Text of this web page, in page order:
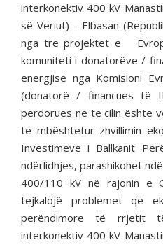
interkonektiv 400 kV
së Veriut) - Elbasan
nga tre projektet e
komuniteti i donatorëve /
energjisë nga Komisioni
(donatorë / financues të
përdorues në të cilin është
të mbështetur zhvillimin
Investimeve i Ballkanit
ndërlidhjes, parashikohet
400/110 kV në rajonin e
tejkalojë problemet që
perëndimore të rrjetit
interkonektiv 400 kV